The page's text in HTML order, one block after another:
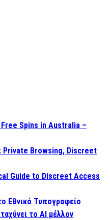
Spins in Australia –
Private Browsing, Discreet
Guide to Discreet Access
Εθνικό Τυπογραφείο
το AI μέλλον